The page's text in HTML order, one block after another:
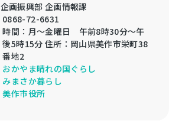
企画振興部 企画情報課
0868-72-6631
時間：月〜金曜日 午前8時30分〜午
後5時15分 住所：岡山県美作市栄町38
番地2
おかやま晴れの国ぐらし
みまさか暮らし
美作市役所